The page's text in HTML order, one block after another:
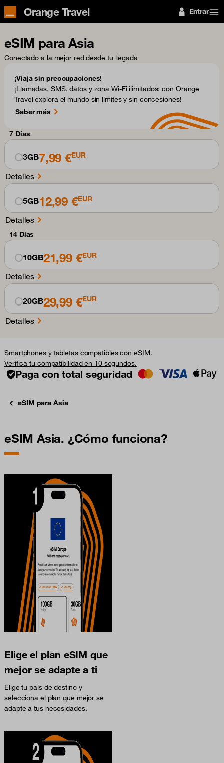
Orange Travel Entrar
eSIM para Asia
Conectado a la mejor red desde tu llegada
¡Viaja sin preocupaciones!
¡Llamadas, SMS, datos y zona Wi-Fi ilimitados: con Orange
Travel explora el mundo sin límites y sin concesiones!
Saber más
7 Días
3GB7,99 €EUR
Detalles
5GB12,99 €EUR
Detalles
14 Días
10GB21,99 €EUR
Detalles
20GB29,99 €EUR
Detalles
Smartphones y tabletas compatibles con eSIM.
Verifica tu compatibilidad en 10 segundos.
Paga con total seguridad
eSIM para Asia
eSIM Asia. ¿Cómo funciona?
Elige el plan eSIM que
mejor se adapte a ti
Elige tu país de destino y
selecciona el plan que mejor se
adapte a tus necesidades.